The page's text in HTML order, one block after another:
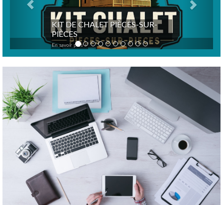
KIT DE CHALET PIÈCES-SUR-
PIÈCES
En savoir plus >